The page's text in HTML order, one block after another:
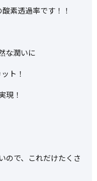
酸素透過率です！！
な潤いに
ト！
現！
ので、これだけたくさ